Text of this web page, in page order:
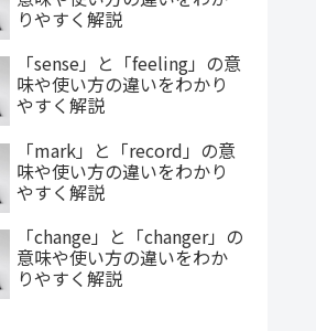
りやすく解説
「sense」と「feeling」の意
味や使い方の違いをわかり
やすく解説
「mark」と「record」の意
味や使い方の違いをわかり
やすく解説
「change」と「changer」の
意味や使い方の違いをわか
りやすく解説